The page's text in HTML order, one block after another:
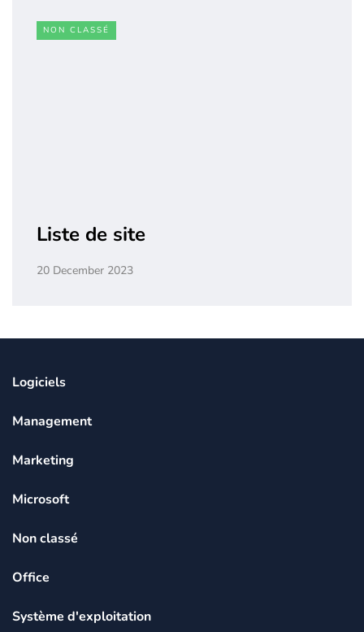
NON CLASSÉ
Liste de site
20 December 2023
Logiciels
Management
Marketing
Microsoft
Non classé
Office
Système d'exploitation